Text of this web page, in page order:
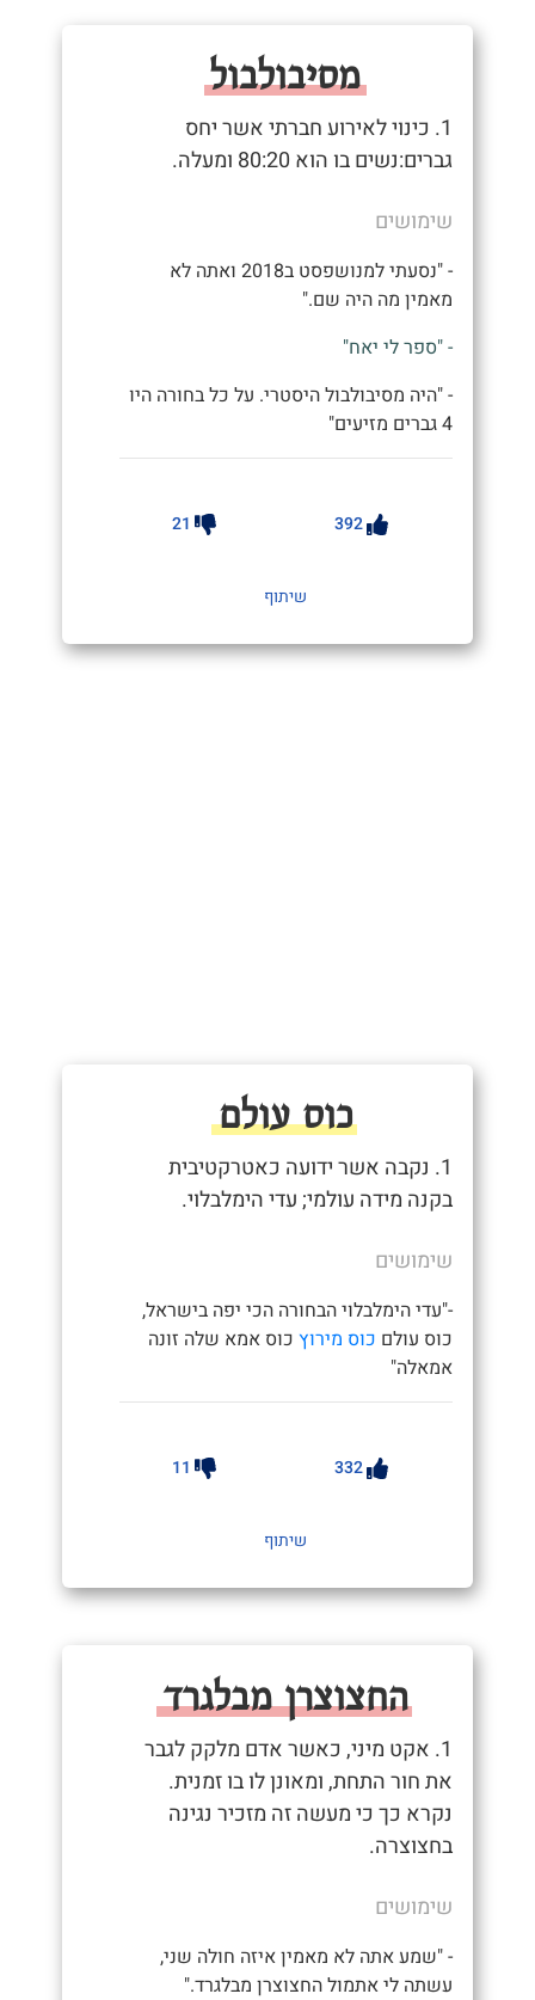
מסיבולבול
1. כינוי לאירוע חברתי אשר יחס
גברים:נשים בו הוא 80:20 ומעלה.
שימושים
- "נסעתי למנושפסט ב2018 ואתה לא
מאמין מה היה שם."
- "ספר לי יאח"
- "היה מסיבולבול היסטרי. על כל בחורה היו
4 גברים מזיעים"
392
21
שיתוף
כוס עולם
1. נקבה אשר ידועה כאטרקטיבית
בקנה מידה עולמי; עדי הימלבלוי.
שימושים
-"עדי הימלבלוי הבחורה הכי יפה בישראל,
כוס עולם כוס מירוץ כוס אמא שלה זונה
אמאלה"
332
11
שיתוף
החצוצרן מבלגרד
1. אקט מיני, כאשר אדם מלקק לגבר
את חור התחת, ומאונן לו בו זמנית.
נקרא כך כי מעשה זה מזכיר נגינה
בחצוצרה.
שימושים
- "שמע אתה לא מאמין איזה חולה שני,
עשתה לי אתמול החצוצרן מבלגרד."